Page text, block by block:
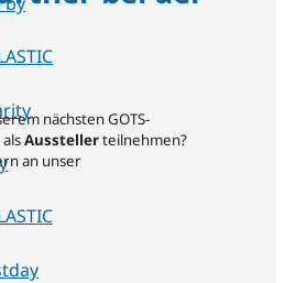
nächsten GOTS-
Ausstellerteilnehmen?
an unser